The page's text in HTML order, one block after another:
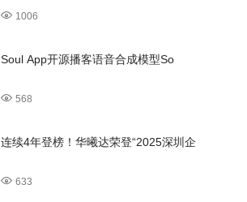
1006
Soul App开源播客语音合成模型So
568
连续4年登榜！华曦达荣登“2025深圳企
633